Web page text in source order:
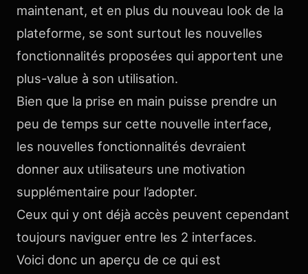
maintenant, et en plus du nouveau look de la
plateforme, se sont surtout les nouvelles
fonctionnalités proposées qui apportent une
plus-value à son utilisation.
Bien que la prise en main puisse prendre un
peu de temps sur cette nouvelle interface,
les nouvelles fonctionnalités devraient
donner aux utilisateurs une motivation
supplémentaire pour l’adopter.
Ceux qui y ont déjà accès peuvent cependant
toujours naviguer entre les 2 interfaces.
Voici donc un aperçu de ce qui est